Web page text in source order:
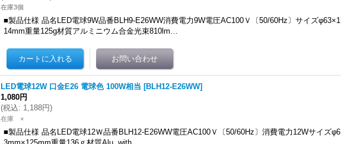
在庫3個
■製品仕様 品名LED電球9W品番BLH9-E26WW消費電力9W電圧AC100Ｖ〔50/60Hz〕サイズφ63×1
14mm重量125g材質アルミニウム合金光束810lm…
LED電球12W 口金E26 電球色 100W相当 [BLH12-E26WW]
1,080円
(税込: 1,188円)
在庫 ×
■製品仕様 品名LED電球12Ｗ品番BLH12-E26WW電圧AC100Ｖ〔50/60Hz〕消費電力12Wサイズφ6